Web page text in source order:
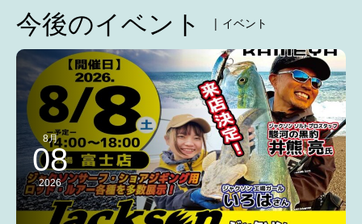
今後のイベント | イベント
8月
08
2026